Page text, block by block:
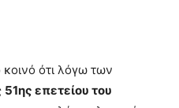
ότι λόγω των
51ης επετείου του